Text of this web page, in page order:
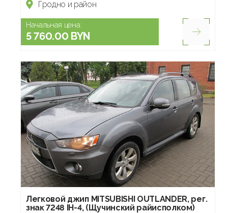
Гродно и район
Начальная цена:
5 760.00 BYN
Легковой джип МITSUBISHI OUTLANDER, рег.
знак 7248 IH-4, (Щучинский райисполком)